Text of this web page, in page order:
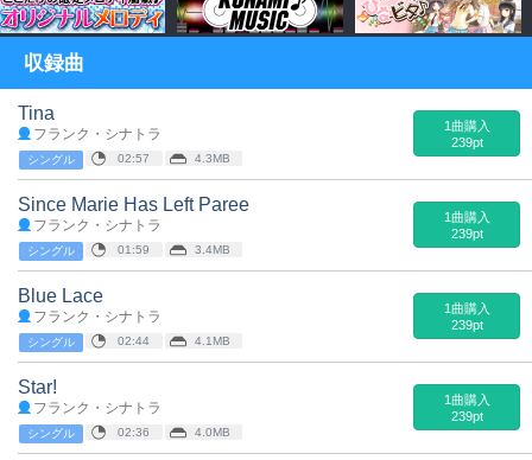
収録曲
Tina
フランク・シナトラ
シングル 02:57 4.3MB
1曲購入
239pt
Since Marie Has Left Paree
フランク・シナトラ
シングル 01:59 3.4MB
1曲購入
239pt
Blue Lace
フランク・シナトラ
シングル 02:44 4.1MB
1曲購入
239pt
Star!
フランク・シナトラ
シングル 02:36 4.0MB
1曲購入
239pt